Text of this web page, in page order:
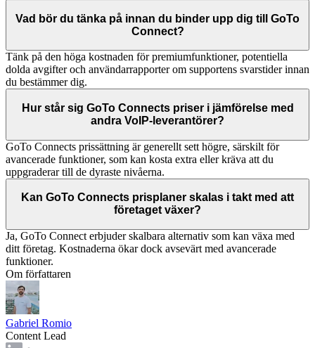
Vad bör du tänka på innan du binder upp dig till GoTo
Connect?
Tänk på den höga kostnaden för premiumfunktioner, potentiella
dolda avgifter och användarrapporter om supportens svarstider innan
du bestämmer dig.
Hur står sig GoTo Connects priser i jämförelse med
andra VoIP-leverantörer?
GoTo Connects prissättning är generellt sett högre, särskilt för
avancerade funktioner, som kan kosta extra eller kräva att du
uppgraderar till de dyraste nivåerna.
Kan GoTo Connects prisplaner skalas i takt med att
företaget växer?
Ja, GoTo Connect erbjuder skalbara alternativ som kan växa med
ditt företag. Kostnaderna ökar dock avsevärt med avancerade
funktioner.
Om författaren
Gabriel Romio
Content Lead